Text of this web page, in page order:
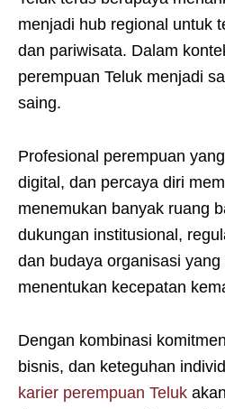
menjadi hub regional untuk
dan pariwisata. Dalam
perempuan Teluk menjadi
saing.
Profesional perempuan
digital, dan percaya diri
menemukan banyak ruang
dukungan institusional,
dan budaya organisasi
menentukan kecepatan
Dengan kombinasi
bisnis, dan keteguhan
karier perempuan Teluk